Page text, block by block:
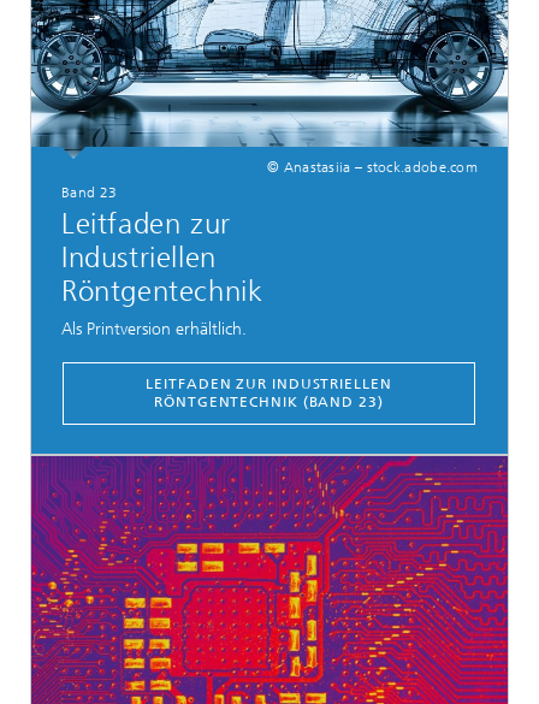
© Anastasiia – stock.adobe.com
Band 23
Leitfaden zur
Industriellen
Röntgentechnik
Als Printversion erhältlich.
LEITFADEN ZUR INDUSTRIELLEN
RÖNTGENTECHNIK (BAND 23)